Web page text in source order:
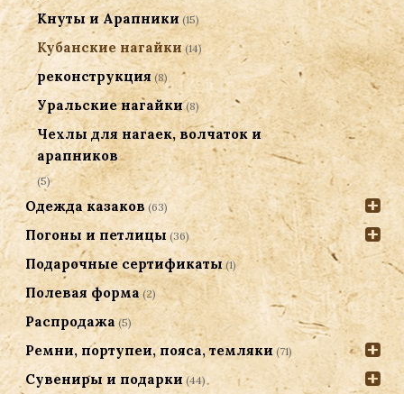
Кнуты и Арапники (15)
Кубанские нагайки (14)
реконструкция (8)
Уральские нагайки (8)
Чехлы для нагаек, волчаток и
арапников
(5)
Одежда казаков (63)
Погоны и петлицы (36)
Подарочные сертификаты (1)
Полевая форма (2)
Распродажа (5)
Ремни, портупеи, пояса, темляки (71)
Сувениры и подарки (44)